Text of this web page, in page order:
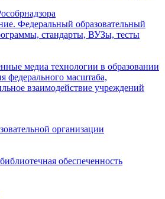
организации
обеспеченность